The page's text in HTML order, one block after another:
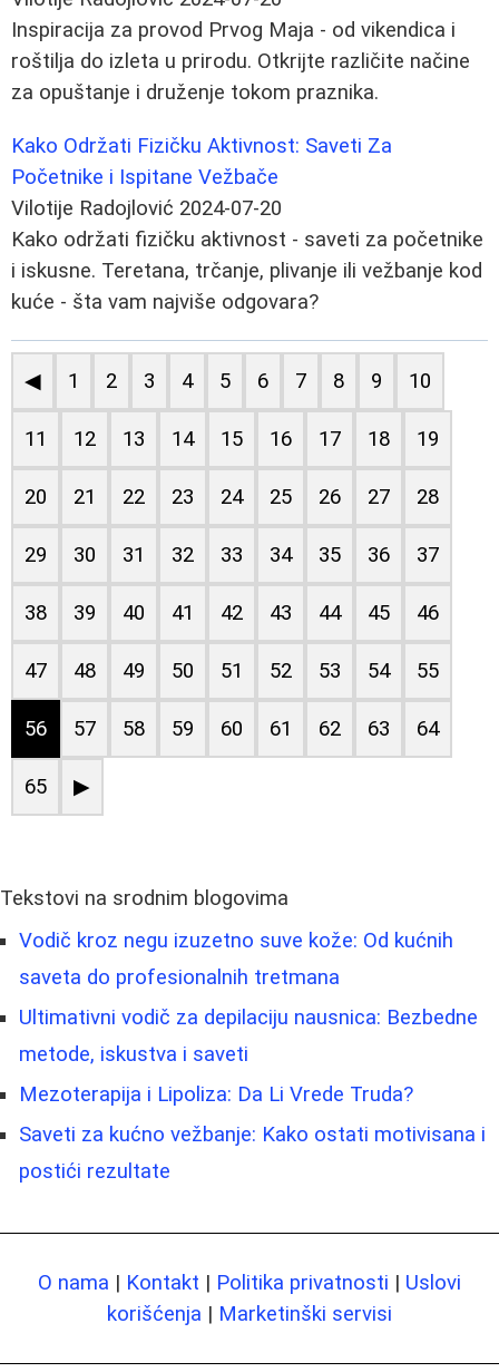
Inspiracija za provod Prvog Maja - od vikendica i
roštilja do izleta u prirodu. Otkrijte različite načine
za opuštanje i druženje tokom praznika.
Kako Održati Fizičku Aktivnost: Saveti Za
Početnike i Ispitane Vežbače
Vilotije Radojlović 2024-07-20
Kako održati fizičku aktivnost - saveti za početnike
i iskusne. Teretana, trčanje, plivanje ili vežbanje kod
kuće - šta vam najviše odgovara?
◀ 1 2 3 4 5 6 7 8 9 10
11 12 13 14 15 16 17 18 19
20 21 22 23 24 25 26 27 28
29 30 31 32 33 34 35 36 37
38 39 40 41 42 43 44 45 46
47 48 49 50 51 52 53 54 55
56 57 58 59 60 61 62 63 64
65 ▶
Tekstovi na srodnim blogovima
Vodič kroz negu izuzetno suve kože: Od kućnih
saveta do profesionalnih tretmana
Ultimativni vodič za depilaciju nausnica: Bezbedne
metode, iskustva i saveti
Mezoterapija i Lipoliza: Da Li Vrede Truda?
Saveti za kućno vežbanje: Kako ostati motivisana i
postići rezultate
O nama | Kontakt | Politika privatnosti | Uslovi
korišćenja | Marketinški servisi